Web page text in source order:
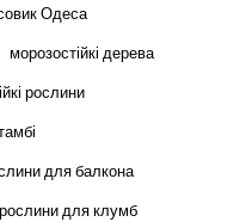
Одеса
морозостійкі дерева
рослини
для балкона
рослини для клумб